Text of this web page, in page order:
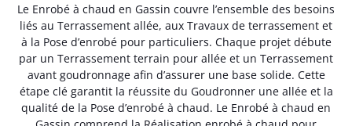
Le Enrobé à chaud en Gassin couvre l’ensemble des besoins
liés au Terrassement allée, aux Travaux de terrassement et
à la Pose d’enrobé pour particuliers. Chaque projet débute
par un Terrassement terrain pour allée et un Terrassement
avant goudronnage afin d’assurer une base solide. Cette
étape clé garantit la réussite du Goudronner une allée et la
qualité de la Pose d’enrobé à chaud. Le Enrobé à chaud en